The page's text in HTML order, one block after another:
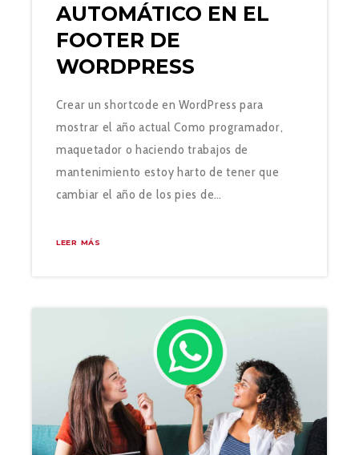
AUTOMÁTICO EN EL
FOOTER DE
WORDPRESS
Crear un shortcode en WordPress para
mostrar el año actual Como programador,
maquetador o haciendo trabajos de
mantenimiento estoy harto de tener que
cambiar el año de los pies de…
LEER MÁS